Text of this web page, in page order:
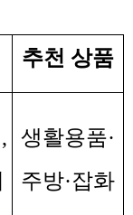
추천 상품
,
생활용품·
주방·잡화